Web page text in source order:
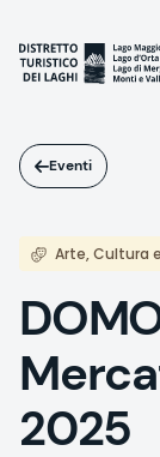
contenuto
principale
Eventi
Arte, Cultura
2025